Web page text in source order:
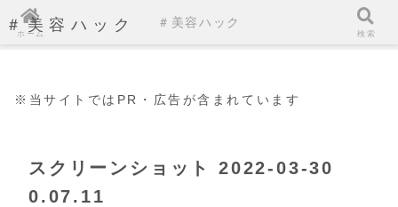
＃美容ハック
※当サイトではPR・広告が含まれています
スクリーンショット 2022-03-30
0.07.11
ホーム
＃美容ハック
検索